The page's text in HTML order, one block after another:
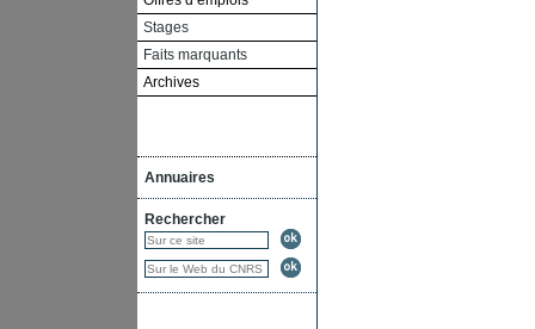
Stages
Faits marquants
Archives
Annuaires
Rechercher